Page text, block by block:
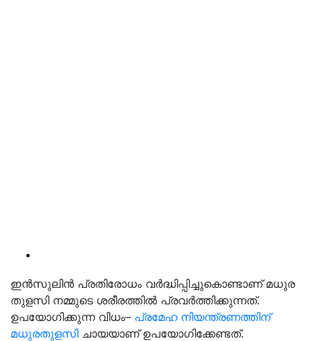
ഇന്‍സുലിന്‍ പ്രതിരോധം വര്‍ദ്ധിപ്പിച്ചുകൊണ്ടാണ് മധുര
തുളസി നമ്മുടെ ശരീരത്തില്‍ പ്രവര്‍ത്തിക്കുന്നത്.
ഉപയോഗിക്കുന്ന വിധം– പ്രമേഹ നിയന്ത്രണത്തിന്
മധുരതുളസിചായയാണ് ഉപയോഗിക്കേണ്ടത്.